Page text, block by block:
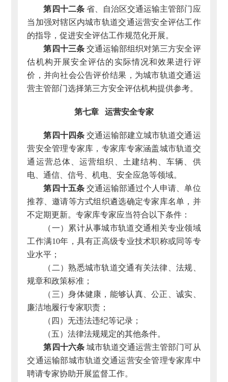
第四十二条省、自治区交通运输主管部门应
当加强对辖区内城市轨道交通运营安全评估工作
的指导，促进安全评估工作规范化开展。
第四十三条交通运输部组织对第三方安全评
估机构开展安全评估的实际情况和效果进行评
价，并向社会公告评价结果，为城市轨道交通运
营主管部门选择第三方安全评估机构提供参考。
第七章 运营安全专家
第四十四条交通运输部建立城市轨道交通运
营安全管理专家库，专家库专家涵盖城市轨道交
通运营总体、运营组织、土建结构、车辆、供
电、通信、信号、机电、安全应急等领域。
第四十五条交通运输部通过个人申请、单位
推荐、邀请等方式组织遴选确定专家库名单，并
不定期更新。专家库专家应当符合以下条件：
（一）累计从事城市轨道交通相关专业领域
工作满10年，具有正高级专业技术职称或同等专
业水平；
（二）熟悉城市轨道交通有关法律、法规、
规章和政策标准；
（三）身体健康，能够认真、公正、诚实、
廉洁地履行专家职责；
（四）无违法违纪等记录；
（五）法律法规规定的其他条件。
第四十六条城市轨道交通运营主管部门可从
交通运输部城市轨道交通运营安全管理专家库中
聘请专家协助开展监督工作。